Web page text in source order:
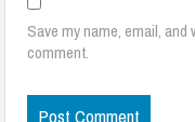
Save my name, email,
comment.